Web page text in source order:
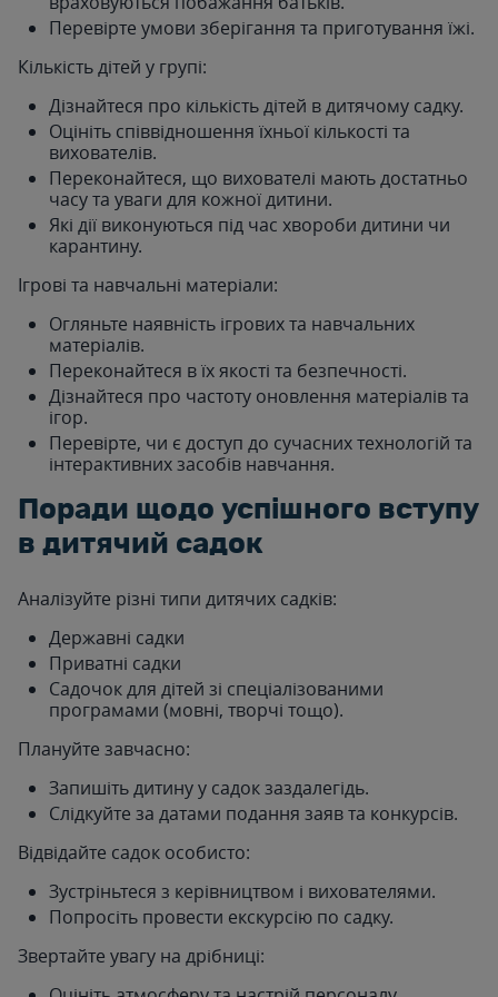
Перевірте умови зберігання та приготування їжі.
Кількість дітей у групі:
Дізнайтеся про кількість дітей в дитячому садку.
Оцініть співвідношення їхньої кількості та
вихователів.
Переконайтеся, що вихователі мають достатньо
часу та уваги для кожної дитини.
Які дії виконуються під час хвороби дитини чи
карантину.
Ігрові та навчальні матеріали:
Огляньте наявність ігрових та навчальних
матеріалів.
Переконайтеся в їх якості та безпечності.
Дізнайтеся про частоту оновлення матеріалів та
ігор.
Перевірте, чи є доступ до сучасних технологій та
інтерактивних засобів навчання.
Поради щодо успішного вступу
в дитячий садок
Аналізуйте різні типи дитячих садків:
Державні садки
Приватні садки
Садочок для дітей зі спеціалізованими
програмами (мовні, творчі тощо).
Плануйте завчасно:
Запишіть дитину у садок заздалегідь.
Слідкуйте за датами подання заяв та конкурсів.
Відвідайте садок особисто:
Зустріньтеся з керівництвом і вихователями.
Попросіть провести екскурсію по садку.
Звертайте увагу на дрібниці: